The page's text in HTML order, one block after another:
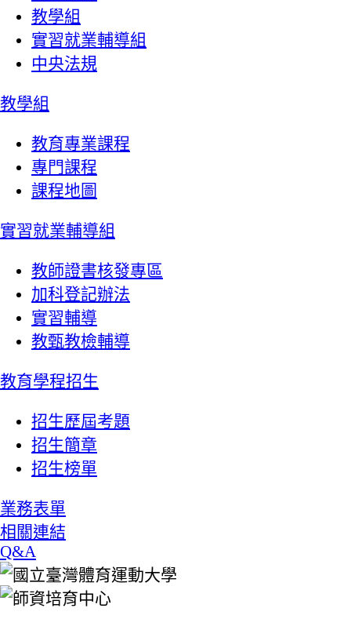
教學組
實習就業輔導組
中央法規
教學組
教育專業課程
專門課程
課程地圖
實習就業輔導組
教師證書核發專區
加科登記辦法
實習輔導
教甄教檢輔導
教育學程招生
招生歷屆考題
招生簡章
招生榜單
業務表單
相關連結
Q&A